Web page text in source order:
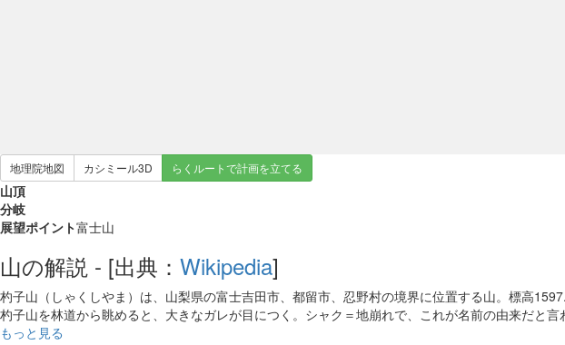
地理院地図 カシミール3D らくルートで計画を立てる
山頂
分岐
展望ポイント富士山
山の解説 - [出典： Wikipedia]
杓子山（しゃくしやま）は、山梨県の富士吉田市、都留市、忍野村の境界に位置する山。標高
杓子山を林道から眺めると、大きなガレが目につく。シャク＝地崩れで、これが名前の由来だと言
もっと見る